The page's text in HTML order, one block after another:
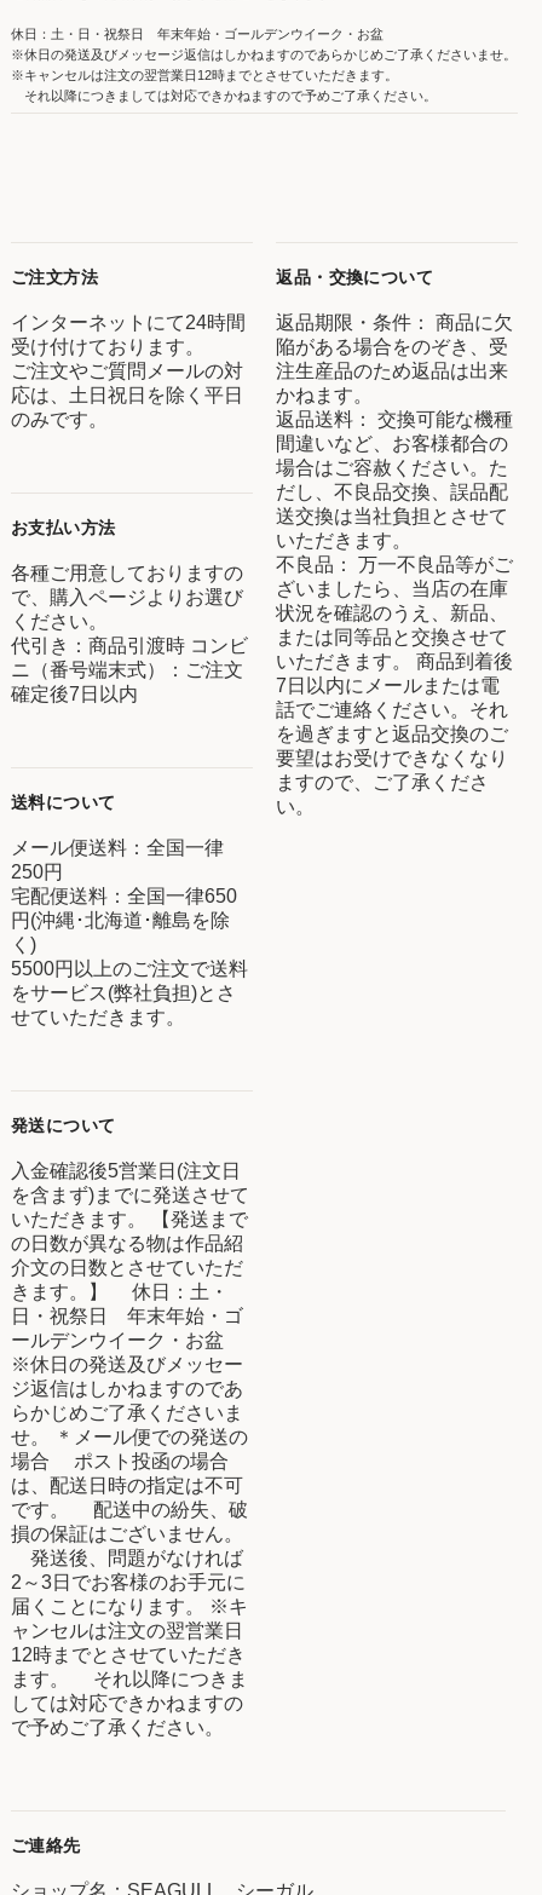
休日：土・日・祝祭日 年末年始・ゴールデンウイーク・お盆
※休日の発送及びメッセージ返信はしかねますのであらかじめご了承くださいませ。
※キャンセルは注文の翌営業日12時までとさせていただきます。
それ以降につきましては対応できかねますので予めご了承ください。
ご注文方法
インターネットにて24時間
受け付けております。
ご注文やご質問メールの対
応は、土日祝日を除く平日
のみです。
お支払い方法
各種ご用意しておりますの
で、購入ページよりお選び
ください。
代引き：商品引渡時 コンビ
ニ（番号端末式）：ご注文
確定後7日以内
送料について
メール便送料：全国一律
250円
宅配便送料：全国一律650
円(沖縄･北海道･離島を除
く)
5500円以上のご注文で送料
をサービス(弊社負担)とさ
せていただきます。
発送について
入金確認後5営業日(注文日
を含まず)までに発送させて
いただきます。 【発送まで
の日数が異なる物は作品紹
介文の日数とさせていただ
きます。】 休日：土・
日・祝祭日 年末年始・ゴ
ールデンウイーク・お盆
※休日の発送及びメッセー
ジ返信はしかねますのであ
らかじめご了承くださいま
せ。 ＊メール便での発送の
場合 ポスト投函の場合
は、配送日時の指定は不可
です。 配送中の紛失、破
損の保証はございません。
発送後、問題がなければ
2～3日でお客様のお手元に
届くことになります。 ※キ
ャンセルは注文の翌営業日
12時までとさせていただき
ます。 それ以降につきま
しては対応できかねますの
で予めご了承ください。
返品・交換について
返品期限・条件： 商品に欠
陥がある場合をのぞき、受
注生産品のため返品は出来
かねます。
返品送料： 交換可能な機種
間違いなど、お客様都合の
場合はご容赦ください。た
だし、不良品交換、誤品配
送交換は当社負担とさせて
いただきます。
不良品： 万一不良品等がご
ざいましたら、当店の在庫
状況を確認のうえ、新品、
または同等品と交換させて
いただきます。 商品到着後
7日以内にメールまたは電
話でご連絡ください。それ
を過ぎますと返品交換のご
要望はお受けできなくなり
ますので、ご了承くださ
い。
ご連絡先
ショップ名：SEAGULL シーガル